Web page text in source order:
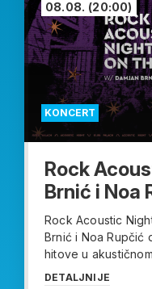
KONCERT
08.08. (20:00)
Rock
Brnić i Noa
Rock Acoustic
Brnić i Noa Rupčić
hitove u
DETALJNIJE